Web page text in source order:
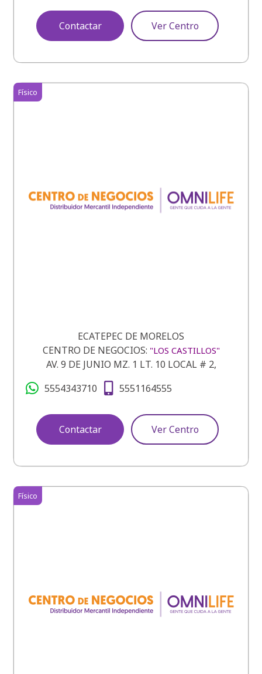
Contactar Ver Centro
ECATEPEC DE MORELOS
Físico
CENTRO DE NEGOCIOS: "LOS CASTILLOS"
AV. 9 DE JUNIO MZ. 1 LT. 10 LOCAL # 2,
5554343710
5551164555
Contactar Ver Centro
Físico